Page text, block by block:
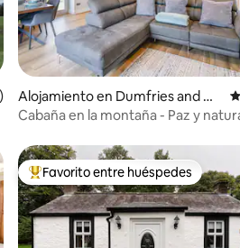
promedio: 5 de 5, 77 reseñas
Alojamiento en Dumfries and Ga
lloway
Cabaña en la montaña - Paz y
Favorito entre huéspedes preferido
Favorito entre huéspedes